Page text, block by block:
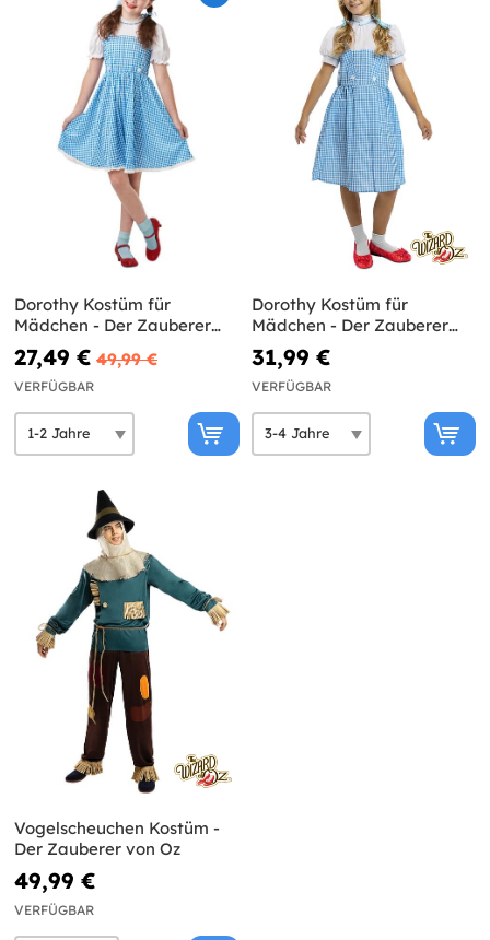
Dorothy Kostüm für
Mädchen - Der Zauberer
von Oz
27,49 € 49,99 €
VERFÜGBAR
Dorothy Kostüm für
Mädchen - Der Zauberer
von Oz
31,99 €
VERFÜGBAR
Vogelscheuchen Kostüm -
Der Zauberer von Oz
49,99 €
VERFÜGBAR